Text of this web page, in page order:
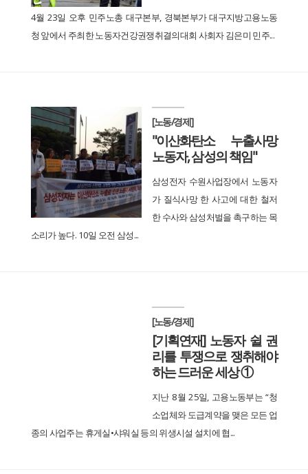
4월 23일 오후 민주노총 대구본부, 경북본부가 대구지방고용노동
청 앞에서 주최한 노동자건강권쟁취결의대회 사회자 김은미 민주...
[노동/경제]
"이산화탄소 누출사망
노동자, 삼성의 책임"
삼성전자 수원사업장에서 노동자
가 질식사망 한 사고에 대한 철저
한 수사와 삼성처벌을 촉구하는 목
소리가 높다. 10일 오전 삼성...
[노동/경제]
[기획연재] 노동자 쉴 권
리를 투쟁으로 쟁취해야
하는 드러운 세상 ①
지난 8월 25일, 고용노동부는 “청
소업체와 도급계약을 맺은 모든 업
종의 사업주는 휴게실•샤워실 등의 위생시설 설치에 협...